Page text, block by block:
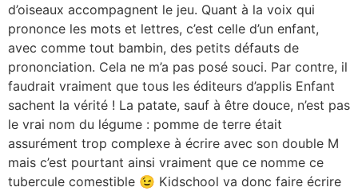
d’oiseaux accompagnent le jeu. Quant à la voix qui
prononce les mots et lettres, c’est celle d’un enfant,
avec comme tout bambin, des petits défauts de
prononciation. Cela ne m’a pas posé souci. Par contre, il
faudrait vraiment que tous les éditeurs d’applis Enfant
sachent la vérité ! La patate, sauf à être douce, n’est pas
le vrai nom du légume : pomme de terre était
assurément trop complexe à écrire avec son double M
mais c’est pourtant ainsi vraiment que ce nomme ce
tubercule comestible 😉 Kidschool va donc faire écrire